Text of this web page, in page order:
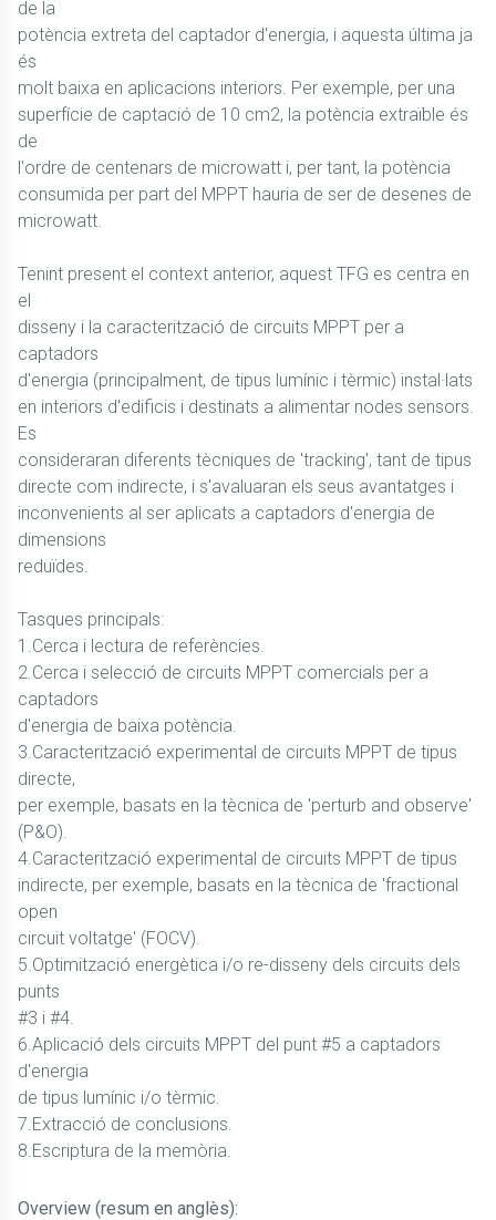
de la
potència extreta del captador d'energia, i aquesta última ja
és
molt baixa en aplicacions interiors. Per exemple, per una
superfície de captació de 10 cm2, la potència extraïble és
de
l'ordre de centenars de microwatt i, per tant, la potència
consumida per part del MPPT hauria de ser de desenes de
microwatt.
Tenint present el context anterior, aquest TFG es centra en
el
disseny i la caracterització de circuits MPPT per a
captadors
d'energia (principalment, de tipus lumínic i tèrmic) instal·lats
en interiors d'edificis i destinats a alimentar nodes sensors.
Es
consideraran diferents tècniques de 'tracking', tant de tipus
directe com indirecte, i s'avaluaran els seus avantatges i
inconvenients al ser aplicats a captadors d'energia de
dimensions
reduïdes.
Tasques principals:
1.Cerca i lectura de referències.
2.Cerca i selecció de circuits MPPT comercials per a
captadors
d'energia de baixa potència.
3.Caracterització experimental de circuits MPPT de tipus
directe,
per exemple, basats en la tècnica de 'perturb and observe'
(P&O).
4.Caracterització experimental de circuits MPPT de tipus
indirecte, per exemple, basats en la tècnica de 'fractional
open
circuit voltatge' (FOCV).
5.Optimització energètica i/o re-disseny dels circuits dels
punts
#3 i #4.
6.Aplicació dels circuits MPPT del punt #5 a captadors
d'energia
de tipus lumínic i/o tèrmic.
7.Extracció de conclusions.
8.Escriptura de la memòria.
Overview (resum en anglès):